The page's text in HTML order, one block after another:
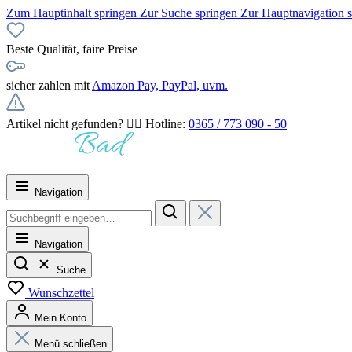
Zum Hauptinhalt springen Zur Suche springen Zur Hauptnavigation
Beste Qualität, faire Preise
sicher zahlen mit Amazon Pay, PayPal, uvm.
Artikel nicht gefunden? 👉🏻 Hotline: 0365 / 773 090 - 50
Navigation
Navigation
Suche
Wunschzettel
Mein Konto
Menü schließen